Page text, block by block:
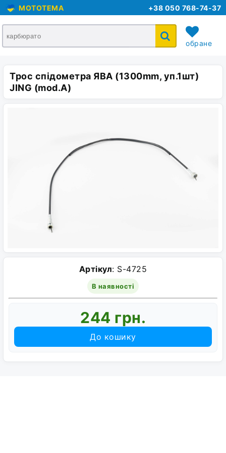
MOTOTEMA +38 050 768-74-37
обране
кошик
Трос спідометра ЯВА (1300mm, уп.1шт)
JING (mod.A)
Артікул: S-4725
В наявності
244 грн.
До кошику